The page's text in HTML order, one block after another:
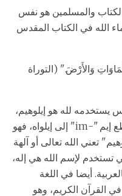
الكتاب والمسلمين هو نفس
الله في الكتاب المقدس
وَالأَرْضَ." (التوراة
يستخدمه لله هو إيلوهيم،
في اللغة العبرية عندما يضاف المقطع إيم "-im" إلى إيلواه، فهو
تعني الله تعالى أو آلهة
تستخدم لإسم الله هي إله،
أيضا في اللغة
القرآن الكريم، وهو